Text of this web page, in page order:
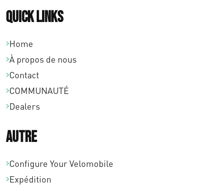
Quick links
Home
À propos de nous
Contact
COMMUNAUTÉ
Dealers
Autre
Configure Your Velomobile
Expédition